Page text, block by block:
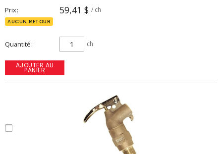
Prix 59,41 $ / ch
AUCUN RETOUR
Quantité ch
AJOUTER AU
PANIER